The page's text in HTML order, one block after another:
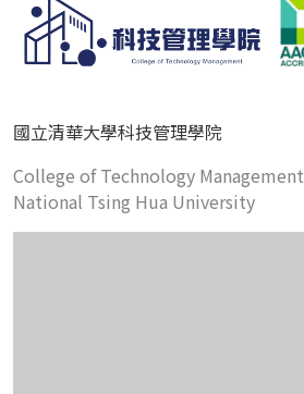
國立清華大學科技管理學院
College of Technology Management
National Tsing Hua University